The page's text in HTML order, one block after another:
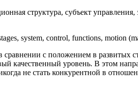
структура, субъект
system, control, functions, motion
с положением в развитых
качественный уровень. В этом
не стать конкурентной в